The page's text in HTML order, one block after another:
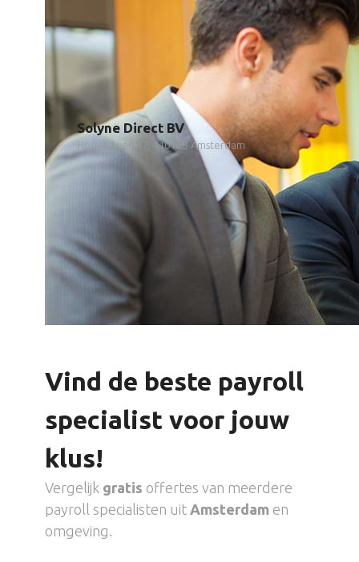
Solyne Direct BV
Hogehilweg 17, 1101CB Amsterdam
Vind de beste payroll
specialist voor jouw
klus!
Vergelijk gratis offertes van meerdere
payroll specialisten uit Amsterdam en
omgeving.